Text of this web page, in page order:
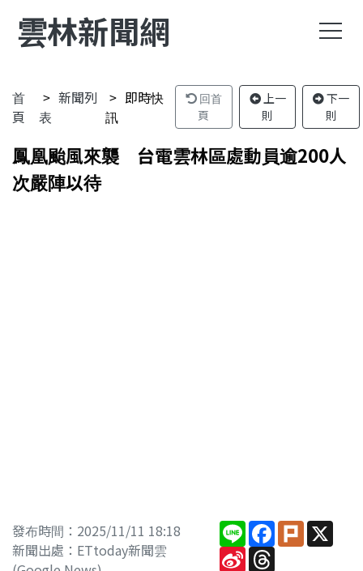
雲林新聞網
首
頁
新聞列
表
即時快
訊
回首
頁
上一
則
下一
則
鳳凰颱風來襲 台電雲林區處動員逾200人
次嚴陣以待
發布時間：2025/11/11 18:18
新聞出處：ETtoday新聞雲
LineFacebook
PlurkX
Sina
Weibo
Threads